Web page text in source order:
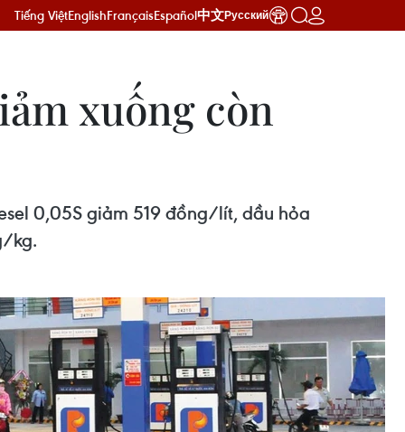
Tiếng ViệtEnglishFrançaisEspañol中文Русский
xuống còn
0,05S giảm 519 đồng/lít, dầu hỏa
kg.